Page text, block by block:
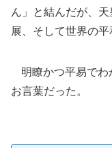
ん」と結んだが、
展、そして世界の平
明瞭かつ平易でわ
お言葉だった。